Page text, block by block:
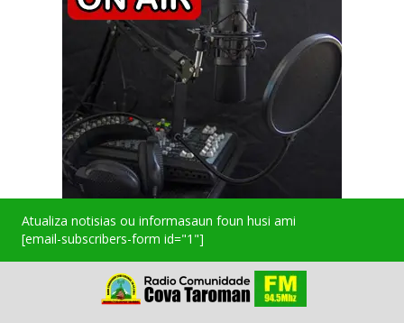
Atualiza notisias ou informasaun foun husi ami
[email-subscribers-form id="1"]